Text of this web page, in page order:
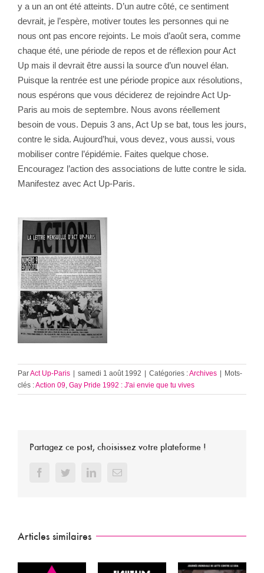
y a un an ont été atteints. D’un autre côté, ce sentiment
devrait, je l’espère, motiver toutes les personnes qui ne
nous ont pas encore rejoints. Le mois d’août sera, comme
chaque été, une période de repos et de réflexion pour Act
Up mais il devrait être aussi la source d’un nouvel élan.
Puisque la rentrée est une période propice aux résolutions,
nous espérons que vous déciderez de rejoindre Act Up-
Paris au mois de septembre. Nous avons réellement
besoin de vous. Depuis 3 ans, Act Up se bat, tous les jours,
contre le sida. Aujourd’hui, vous devez, vous aussi, vous
mobiliser contre l’épidémie. Faites quelque chose.
Encouragez l’action des associations de lutte contre le sida.
Manifestez avec Act Up-Paris.
ParAct Up-Paris | samedi 1 août 1992 | Catégories :Archives | Mots-
clés :Action 09 Gay Pride 1992 : J'ai envie que tu vives
Partagez ce post, choisissez votre plateforme !
FacebookTwitterLinkedInEmail
Articles similaires